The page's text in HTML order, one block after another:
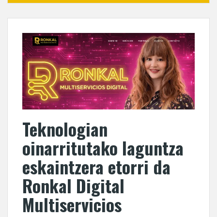
Teknologian
oinarritutako laguntza
eskaintzera etorri da
Ronkal Digital
Multiservicios